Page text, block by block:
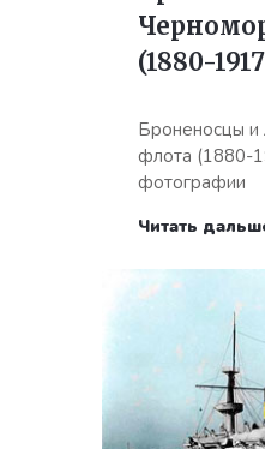
(1880-
Броненосцы и
флота (1880-
фотографии
Читать